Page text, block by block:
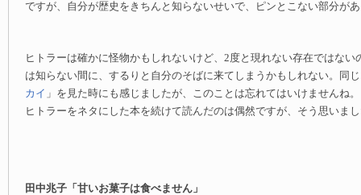
ですが、自分が歴史をきちんと知らないせいで、ピンとこない部分が
ヒトラーは確かに怪物かもしれないけど、2度と現れない存在ではない
は知らない間に、するりと自分のそばに来てしまうかもしれない。同
カイ 」を見た時にも感じましたが、このことは忘れてはいけませんね。
ヒトラーをネタにした本を続けて読んだのは偶然ですが、そう思いま
田中兆子「甘いお菓子は食べません」